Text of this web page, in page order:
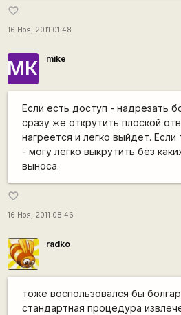
favorite_border
16 Ноя, 2011 01:48
МК mike
Если есть доступ - надрезать
сразу же открутить плоской
нагреется и легко выйдет.
- могу легко выкрутить без
выноса.
favorite_border
16 Ноя, 2011 08:46
radko
тоже воспользовался бы
стандартная процедура